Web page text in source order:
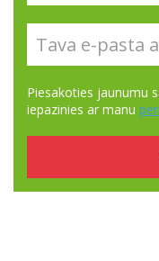
Piesakoties jaunumu
iepazinies ar manu